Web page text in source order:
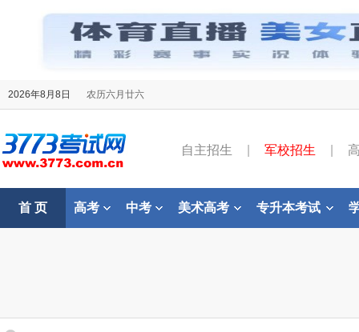
2026年8月8日 农历六月廿六
自主招生 军校招生
首 页 高考 中考 美术高考 专升本考试